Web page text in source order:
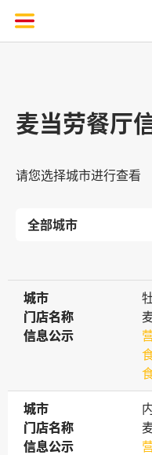
麦当劳餐厅
请您选择城市进行查看
城市
城市
门店名称
门店名称
信息公示
信息公示
城市
城市
门店名称
门店名称
信息公示
信息公示